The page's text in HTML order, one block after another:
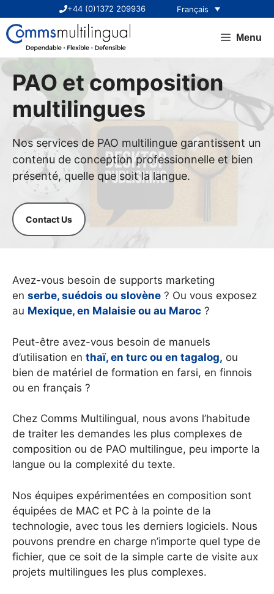
au
contenu
+44 (0)1372 209936 Français
Menu
PAO et composition
multilingues
Nos services de PAO multilingue garantissent un
contenu de conception professionnelle et bien
présenté, quelle que soit la langue.
Contact Us
Avez-vous besoin de supports marketing
en serbe, suédois ou slovène ? Ou vous exposez
au Mexique, en Malaisie ou au Maroc ?
Peut-être avez-vous besoin de manuels
d’utilisation en thaï, en turc ou en tagalog, ou
bien de matériel de formation en farsi, en finnois
ou en français ?
Chez Comms Multilingual, nous avons l’habitude
de traiter les demandes les plus complexes de
composition ou de PAO multilingue, peu importe la
langue ou la complexité du texte.
Nos équipes expérimentées en composition sont
équipées de MAC et PC à la pointe de la
technologie, avec tous les derniers logiciels. Nous
pouvons prendre en charge n’importe quel type de
fichier, que ce soit de la simple carte de visite aux
projets multilingues les plus complexes.